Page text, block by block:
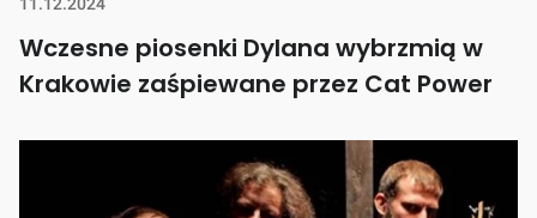
Wczesne piosenki Dylana wybrzmią w
Krakowie zaśpiewane przez Cat Power